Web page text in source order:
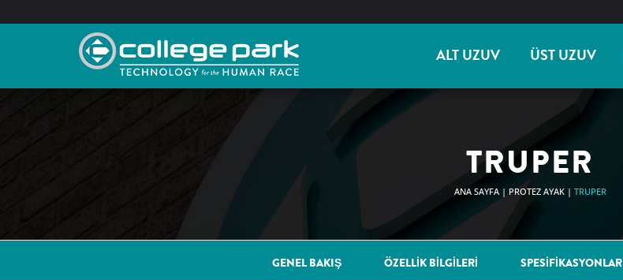
ALT UZUV ÜST UZUV
TRUPER
ANA SAYFA| PROTEZ AYAK| TRUPER
GENEL BAKIŞ ÖZELLİK BİLGİLERİ SPESİFİKASYONLAR